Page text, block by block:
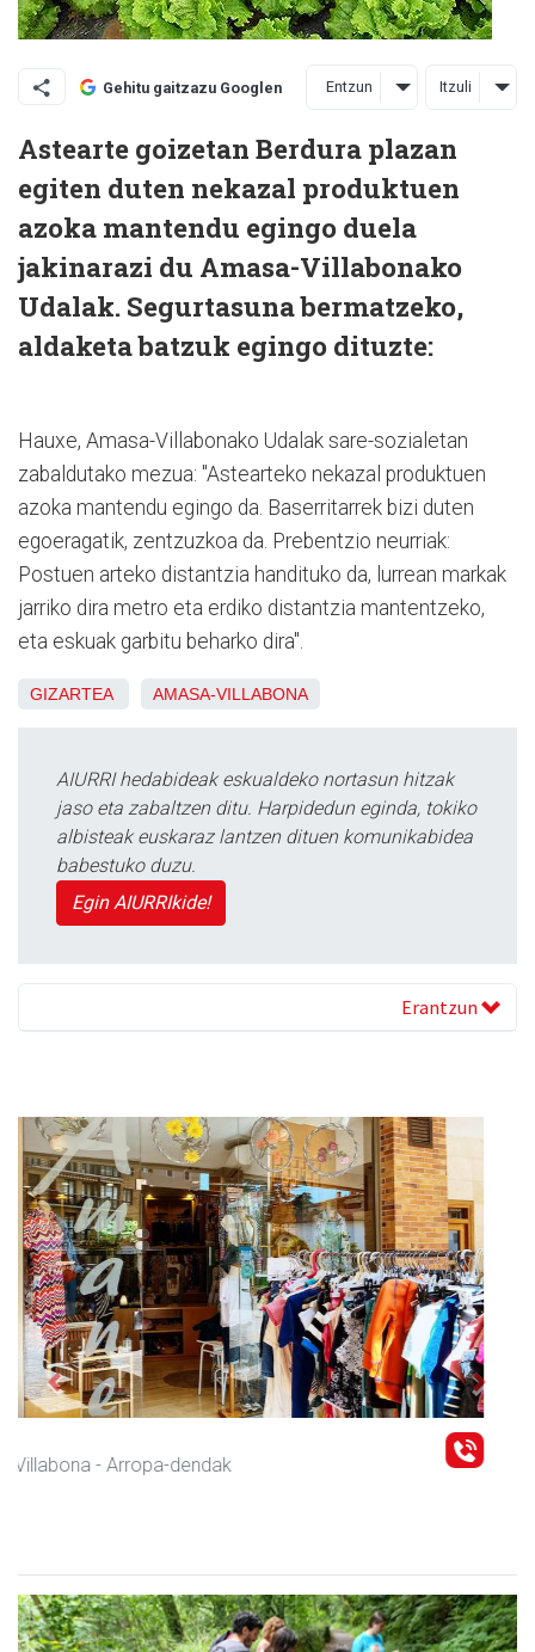
Gehitu gaitzazu Googlen Entzun Itzuli
Astearte goizetan Berdura plazan
egiten duten nekazal produktuen
azoka mantendu egingo duela
jakinarazi du Amasa-Villabonako
Udalak. Segurtasuna bermatzeko,
aldaketa batzuk egingo dituzte:
Hauxe, Amasa-Villabonako Udalak sare-sozialetan
zabaldutako mezua: "Astearteko nekazal produktuen
azoka mantendu egingo da. Baserritarrek bizi duten
egoeragatik, zentzuzkoa da. Prebentzio neurriak:
Postuen arteko distantzia handituko da, lurrean markak
jarriko dira metro eta erdiko distantzia mantentzeko,
eta eskuak garbitu beharko dira".
GIZARTEA AMASA-VILLABONA
AIURRI hedabideak eskualdeko nortasun hitzak
jaso eta zabaltzen ditu. Harpidedun eginda, tokiko
albisteak euskaraz lantzen dituen komunikabidea
babestuko duzu.
Egin AIURRIkide!
Erantzun
Amasa-Villabona - Armategia
Previous Next